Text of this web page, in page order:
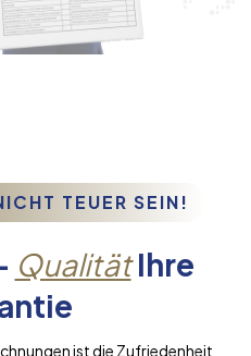
TEUER SEIN!
QualitätIhre
ist die Zufriedenheit